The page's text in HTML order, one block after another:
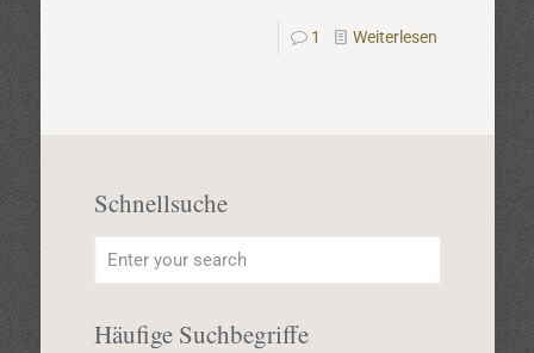
1 Weiterlesen
Schnellsuche
Häufige Suchbegriffe